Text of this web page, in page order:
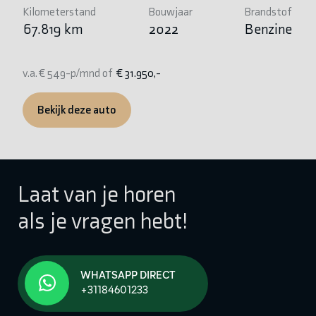
Kilometerstand
67.819 km
Bouwjaar
2022
Brandstof
Benzine
v.a. € 549-p/mnd of € 31.950,-
Bekijk deze auto
Laat van je horen
als je vragen hebt!
WHATSAPP DIRECT
+31184601233